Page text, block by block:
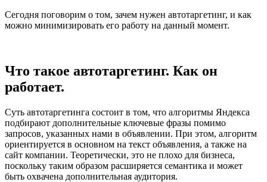
Сегодня поговорим о том, зачем нужен автотаргетинг, и как
можно минимизировать его работу на данный момент.
Что такое автотаргетинг. Как он
работает.
Суть автотаргетинга состоит в том, что алгоритмы Яндекса
подбирают дополнительные ключевые фразы помимо
запросов, указанных нами в объявлении. При этом, алгоритм
ориентируется в основном на текст объявления, а также на
сайт компании. Теоретически, это не плохо для бизнеса,
поскольку таким образом расширяется семантика и может
быть охвачена дополнительная аудитория.